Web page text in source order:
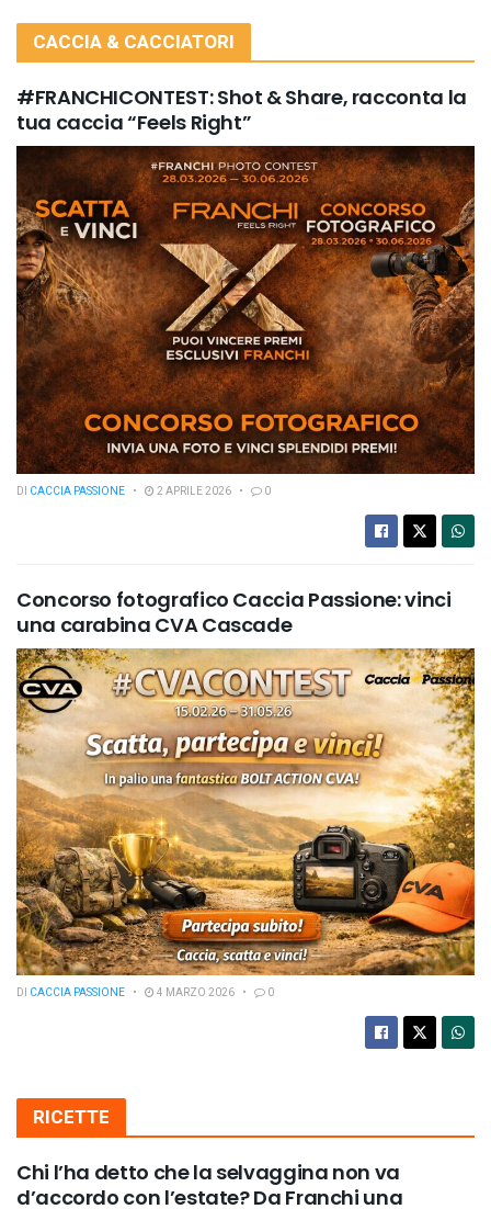
CACCIA & CACCIATORI
#FRANCHICONTEST: Shot & Share, racconta la
tua caccia “Feels Right”
DI CACCIA PASSIONE 2 APRILE 2026 0
Concorso fotografico Caccia Passione: vinci
una carabina CVA Cascade
DI CACCIA PASSIONE 4 MARZO 2026 0
RICETTE
Chi l’ha detto che la selvaggina non va
d’accordo con l’estate? Da Franchi una